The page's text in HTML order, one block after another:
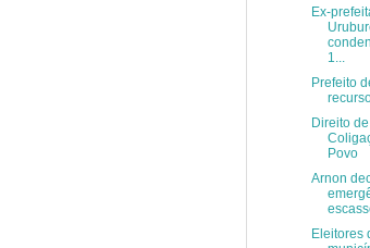
Ex-
1...
Prefeito
Direito
Povo
Arnon
Eleitores